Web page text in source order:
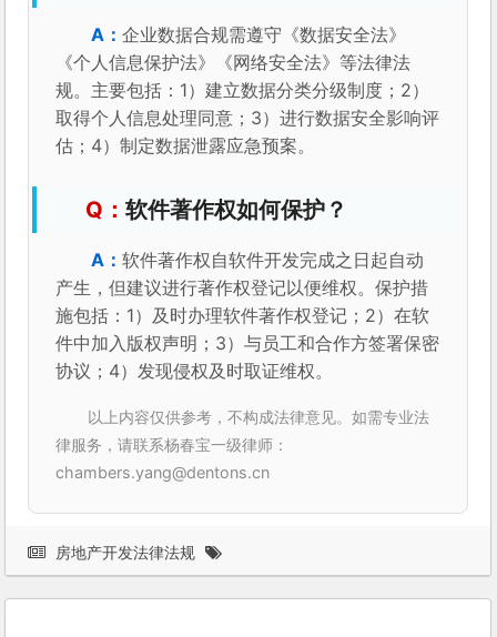
企业数据合规需遵守《数据安全法》
《个人信息保护法》《网络安全法》等法律法
规。主要包括：1）建立数据分类分级制度；2）
取得个人信息处理同意；3）进行数据安全影响评
估；4）制定数据泄露应急预案。
软件著作权如何保护？
软件著作权自软件开发完成之日起自动
产生，但建议进行著作权登记以便维权。保护措
施包括：1）及时办理软件著作权登记；2）在软
件中加入版权声明；3）与员工和合作方签署保密
协议；4）发现侵权及时取证维权。
以上内容仅供参考，不构成法律意见。如需专业法
律服务，请联系杨春宝一级律师：
chambers.yang@dentons.cn
房地产开发法律法规